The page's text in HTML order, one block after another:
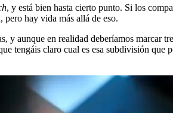
, y está bien hasta cierto punto. Si los
pero hay vida más allá de eso.
y aunque en realidad deberíamos
tengáis claro cual es esa subdivisión